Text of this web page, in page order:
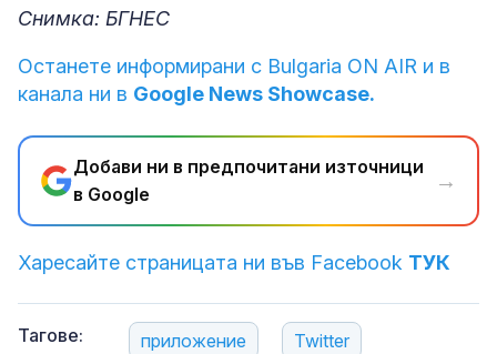
Снимка: БГНЕС
Останете информирани с Bulgaria ON AIR и в
канала ни в Google News Showcase.
Добави ни в предпочитани източници
в Google
→
Харесайте страницата ни във Facebook ТУК
Тагове: приложение Twitter